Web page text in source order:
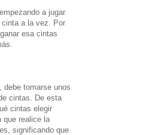
a jugar.
cinta a la vez. Por
esa cintas
debe tomarse unos
cintas. De esta
cintas elegir
que realice la
significando que